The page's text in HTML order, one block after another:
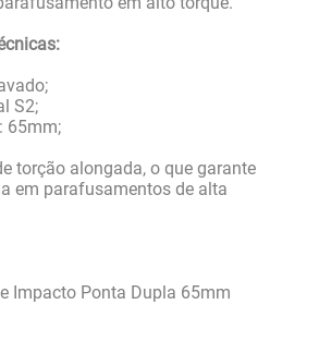
S2;
65mm;
torção alongada, o que garante
em parafusamentos de alta
Impacto Ponta Dupla 65mm